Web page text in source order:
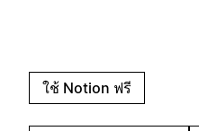
ใช้ Notion ฟรี